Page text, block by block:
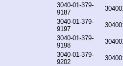
3040-01-379-
9187
3040-01-379-
9197
3040-01-379-
9198
3040-01-379-
9202